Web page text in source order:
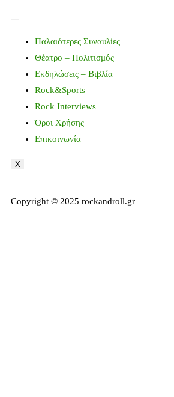
Παλαιότερες Συναυλίες
Θέατρο – Πολιτισμός
Εκδηλώσεις – Βιβλία
Rock&Sports
Rock Interviews
Όροι Χρήσης
Επικοινωνία
X
Copyright © 2025 rockandroll.gr